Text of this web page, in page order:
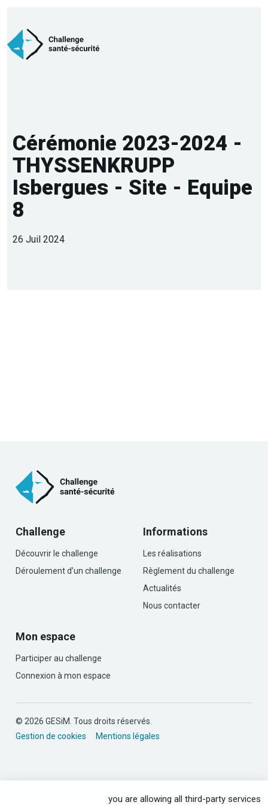
Cérémonie 2023-2024 -
THYSSENKRUPP
Isbergues - Site - Equipe
8
26 Juil 2024
Challenge
Découvrir le challenge
Déroulement d’un challenge
Informations
Les réalisations
Règlement du challenge
Actualités
Nous contacter
Mon espace
Participer au challenge
Connexion à mon espace
© 2026 GESiM. Tous droits réservés.
Gestion de cookies
Mentions légales
you are allowing all third-party services